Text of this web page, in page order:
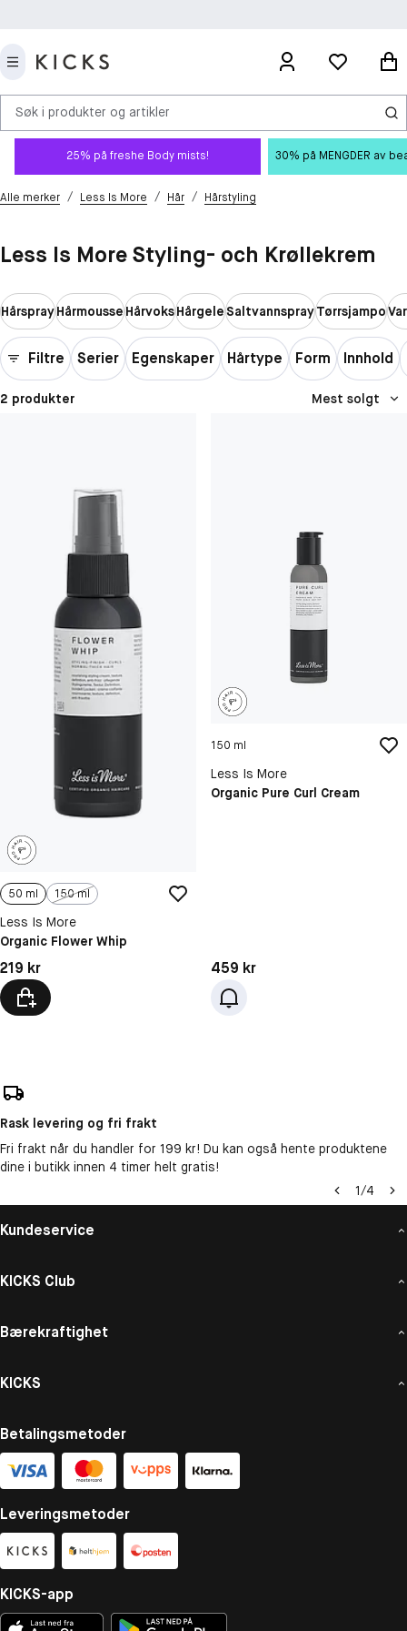
Søk i produkter og artikler
25% på freshe Body mists! 30% på MENGDER av
Alle merker / Less Is More / Hår / Hårstyling
Less Is More Styling- och Krøllekrem
HårsprayHårmousseHårvoksHårgeleSaltvannsprayTørrsjampo
Filtre Serier Egenskaper Hårtype Form Innhold
2 produkter Mest solgt
50 ml 150 ml
Less Is More
Organic Flower Whip
Pris: 219 kr
219 kr
150 ml
Less Is More
Organic Pure Curl Cream
Pris: 459 kr
459 kr
Rask levering og fri frakt
Fri frakt når du handler for 199 kr! Du kan også hente produktene
dine i butikk innen 4 timer helt gratis!
1/4
Kundeservice
KICKS Club
Bærekraftighet
KICKS
Betalingsmetoder
Leveringsmetoder
KICKS-app